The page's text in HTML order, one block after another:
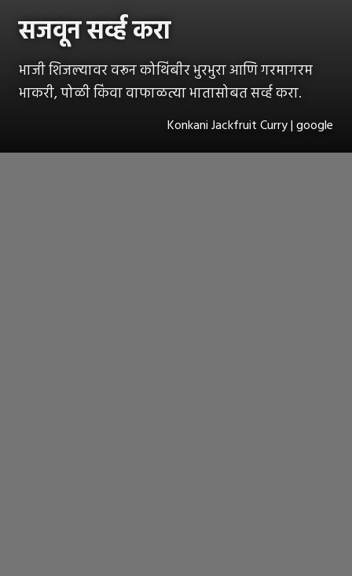
सजवून सर्व्ह करा
भाजी शिजल्यावर वरून कोथिंबीर भुरभुरा आणि गरमागरम
भाकरी, पोळी किंवा वाफाळत्या भातासोबत सर्व्ह करा.
Konkani Jackfruit Curry | google